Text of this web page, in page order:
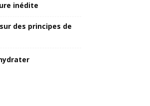
inédite
des principes de